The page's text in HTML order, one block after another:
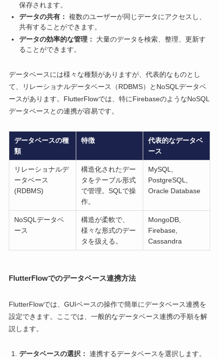
保存されます。
データの共有： 複数のユーザーが同じデータにアクセスし、
共有することができます。
データの効率的な管理：
大量のデータを検索、整理、更新す
ることができます。
データベースには様々な種類がありますが、代表的なものとし
て、リレーショナルデータベース（RDBMS）とNoSQLデータベ
ースがあります。FlutterFlowでは、特にFirebaseのようなNoSQL
データベースとの連携が容易です。
データベースの種
類
特徴
代表的なデータベ
ース
リレーショナルデ
ータベース
(RDBMS)
構造化されたデー
タをテーブル形式
で管理。SQLで操
作。
MySQL,
PostgreSQL,
Oracle Database
NoSQLデータベ
ース
構造が柔軟で、
様々な形式のデー
タを扱える。
MongoDB,
Firebase,
Cassandra
FlutterFlowでのデータベース連携方法
FlutterFlowでは、GUIベースの操作で簡単にデータベース連携を
設定できます。ここでは、一般的なデータベース連携の手順を解
説します。
データベースの選択： 連携するデータベースを選択します。